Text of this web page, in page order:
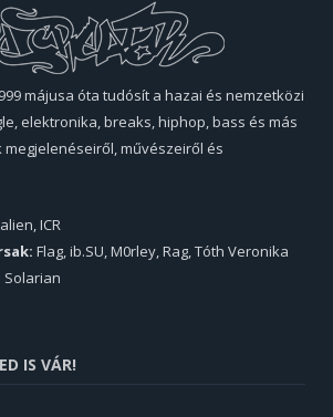
májusa óta tudósít a hazai és nemzetközi
elektronika, breaks, hiphop, bass és más
művészeiről és
ICR
Flag, ib.SU, M0rley, Rag, Tóth Veronika
Solarian
IS VÁR!